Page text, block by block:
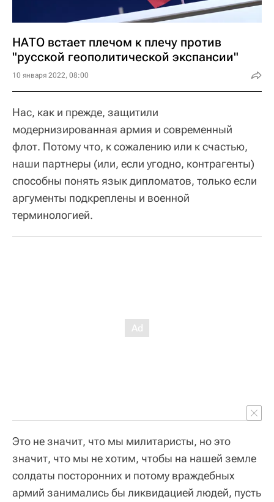
НАТО встает плечом к плечу против
"русской геополитической экспансии"
10 января 2022, 08:00
Нас, как и прежде, защитили
модернизированная армия и современный
флот. Потому что, к сожалению или к счастью,
наши партнеры (или, если угодно, контрагенты)
способны понять язык дипломатов, только если
аргументы подкреплены и военной
терминологией.
Это не значит, что мы милитаристы, но это
значит, что мы не хотим, чтобы на нашей земле
солдаты посторонних и потому враждебных
армий занимались бы ликвидацией людей, пусть